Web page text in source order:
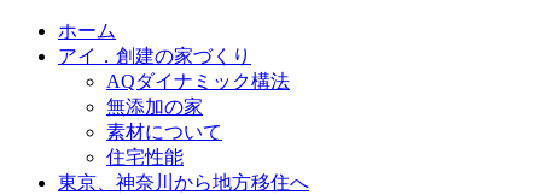
ホーム
アイ．創建の家づくり
AQダイナミック構法
無添加の家
素材について
住宅性能
東京、神奈川から地方移住へ